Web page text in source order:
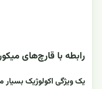
رابطه با قارچ‌های